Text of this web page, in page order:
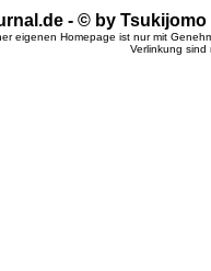
- © by
eigenen Homepage ist nur mit
Verlinkung sind